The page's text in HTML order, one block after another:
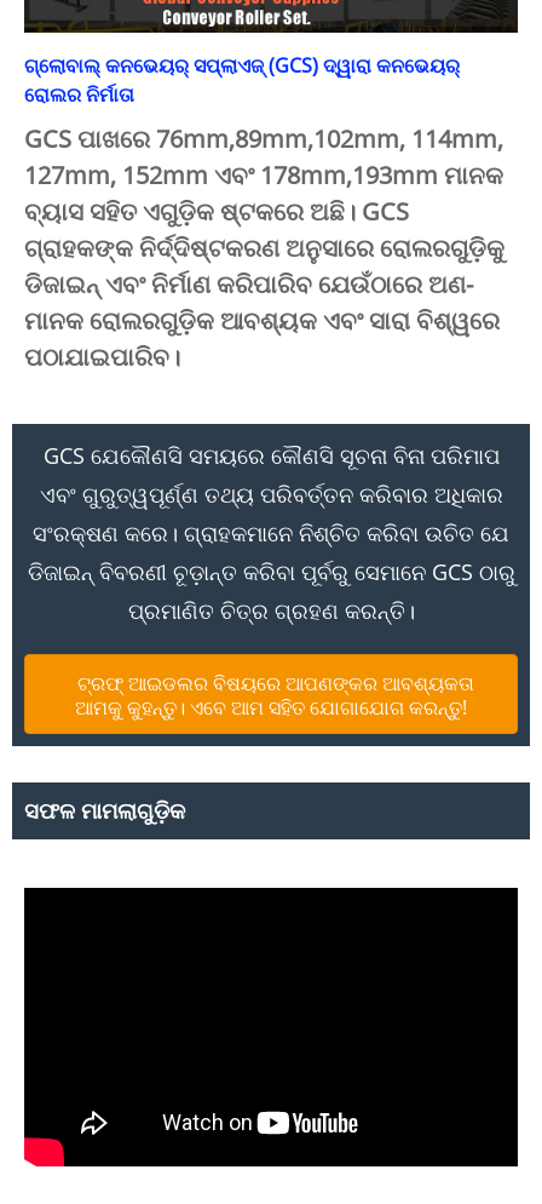
ଗ୍ଲୋବାଲ୍ କନଭେୟର୍ ସପ୍ଲାଏଜ୍ (GCS) ଦ୍ୱାରା କନଭେୟର୍
ରୋଲର ନିର୍ମାତା
GCS ପାଖରେ 76mm,89mm,102mm, 114mm,
127mm, 152mm ଏବଂ 178mm,193mm ମାନକ
ବ୍ୟାସ ସହିତ ଏଗୁଡ଼ିକ ଷ୍ଟକରେ ଅଛି। GCS
ଗ୍ରାହକଙ୍କ ନିର୍ଦ୍ଦିଷ୍ଟକରଣ ଅନୁସାରେ ରୋଲରଗୁଡ଼ିକୁ
ଡିଜାଇନ୍ ଏବଂ ନିର୍ମାଣ କରିପାରିବ ଯେଉଁଠାରେ ଅଣ-
ମାନକ ରୋଲରଗୁଡ଼ିକ ଆବଶ୍ୟକ ଏବଂ ସାରା ବିଶ୍ୱରେ
ପଠାଯାଇପାରିବ।
GCS ଯେକୌଣସି ସମୟରେ କୌଣସି ସୂଚନା ବିନା ପରିମାପ
ଏବଂ ଗୁରୁତ୍ୱପୂର୍ଣ୍ଣ ତଥ୍ୟ ପରିବର୍ତ୍ତନ କରିବାର ଅଧିକାର
ସଂରକ୍ଷଣ କରେ। ଗ୍ରାହକମାନେ ନିଶ୍ଚିତ କରିବା ଉଚିତ ଯେ
ଡିଜାଇନ୍ ବିବରଣୀ ଚୂଡ଼ାନ୍ତ କରିବା ପୂର୍ବରୁ ସେମାନେ GCS ଠାରୁ
ପ୍ରମାଣିତ ଚିତ୍ର ଗ୍ରହଣ କରନ୍ତି।
ଟ୍ରଫ୍ ଆଇଡଲର ବିଷୟରେ ଆପଣଙ୍କର ଆବଶ୍ୟକତା
ଆମକୁ କୁହନ୍ତୁ। ଏବେ ଆମ ସହିତ ଯୋଗାଯୋଗ କରନ୍ତୁ!
ସଫଳ ମାମଲାଗୁଡ଼ିକ